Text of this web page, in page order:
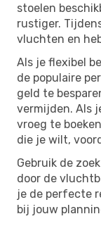
stoelen
rustiger.
vluchten en
Als je flexibel
de populaire
geld te
vermijden. Als
vroeg te
die je wilt,
Gebruik de
door de
je de perfecte
bij jouw